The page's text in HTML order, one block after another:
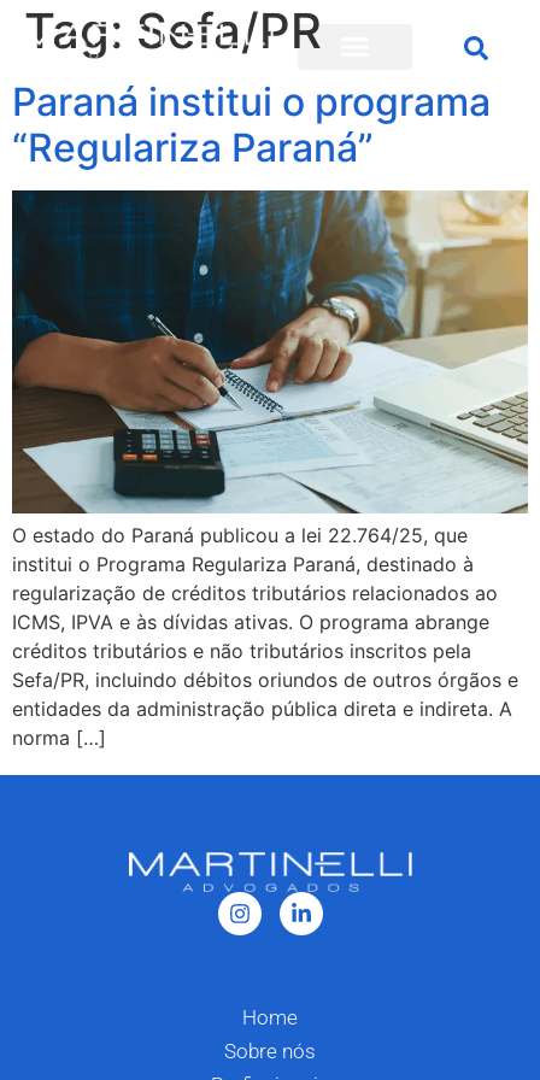
Tag: Sefa/PR
Paraná institui o programa
“Regulariza Paraná”
O estado do Paraná publicou a lei 22.764/25, que
institui o Programa Regulariza Paraná, destinado à
regularização de créditos tributários relacionados ao
ICMS, IPVA e às dívidas ativas. O programa abrange
créditos tributários e não tributários inscritos pela
Sefa/PR, incluindo débitos oriundos de outros órgãos e
entidades da administração pública direta e indireta. A
norma […]
Home
Sobre nós